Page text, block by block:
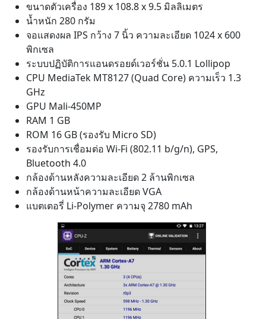
จอแสดงผล IPS กว้าง 7 นิ้ว ความละเอียด 1024 x 600
พิกเซล
ระบบปฏิบัติการแอนดรอยด์เวอร์ชั่น 5.0.1 Lollipop
CPU MediaTek MT8127 (Quad Core) ความเร็ว 1.3
GHz
GPU Mali-450MP
RAM 1 GB
ROM 16 GB (รองรับ Micro SD)
รองรับการเชื่อมต่อ Wi-Fi (802.11 b/g/n), GPS,
Bluetooth 4.0
กล้องด้านหลังความละเอียด 2 ล้านพิกเซล
กล้องด้านหน้าความละเอียด VGA
แบตเตอรี่ Li-Polymer ความจุ 2780 mAh